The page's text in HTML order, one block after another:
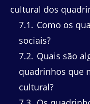
cultural dos
7.1
Como os
sociais?
7.2 Quais são
quadrinhos que
cultural?